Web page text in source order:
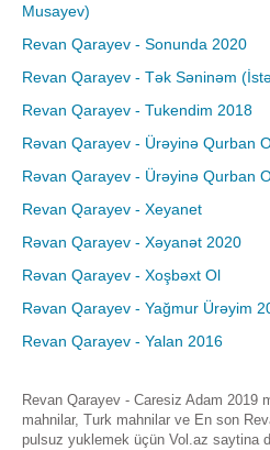
Musayev)
Revan Qarayev - Sonunda 2020
Revan Qarayev - Tək Səninəm
Revan Qarayev - Tukendim 2018
Rəvan Qarayev - Ürəyinə Qurban
Rəvan Qarayev - Ürəyinə Qurban
Revan Qarayev - Xeyanet
Rəvan Qarayev - Xəyanət 2020
Rəvan Qarayev - Xoşbəxt Ol
Rəvan Qarayev - Yağmur Ürəyim
Revan Qarayev - Yalan 2016
Revan Qarayev - Caresiz Adam 2019
mahnilar, Turk mahnilar ve En son
pulsuz yuklemek üçün Vol.az saytina